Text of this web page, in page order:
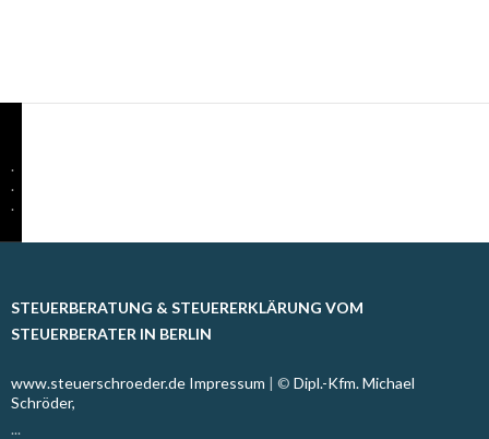
.
.
.
STEUERBERATUNG & STEUERERKLÄRUNG VOM
STEUERBERATER IN BERLIN
www.steuerschroeder.de Impressum | © Dipl.-Kfm. Michael
Schröder,
...